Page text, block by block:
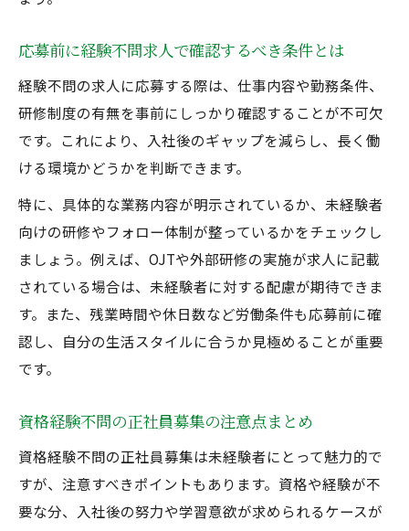
応募前に経験不問求人で確認するべき条件とは
経験不問の求人に応募する際は、仕事内容や勤務条件、
研修制度の有無を事前にしっかり確認することが不可欠
です。これにより、入社後のギャップを減らし、長く働
ける環境かどうかを判断できます。
特に、具体的な業務内容が明示されているか、未経験者
向けの研修やフォロー体制が整っているかをチェックし
ましょう。例えば、OJTや外部研修の実施が求人に記載
されている場合は、未経験者に対する配慮が期待できま
す。また、残業時間や休日数など労働条件も応募前に確
認し、自分の生活スタイルに合うか見極めることが重要
です。
資格経験不問の正社員募集の注意点まとめ
資格経験不問の正社員募集は未経験者にとって魅力的で
すが、注意すべきポイントもあります。資格や経験が不
要な分、入社後の努力や学習意欲が求められるケースが